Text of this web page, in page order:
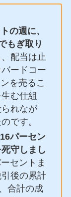
の週に、
もぎ取り
配当は止
ードコー
を売るこ
む仕組
れなが
です。
パーセン
守しまし
セントま
後の累計
合計の成